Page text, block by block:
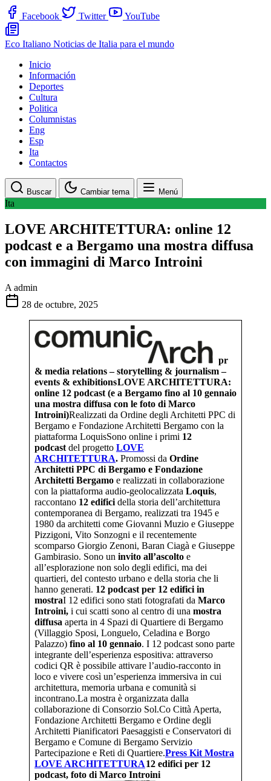
Facebook Twitter YouTube
Eco Italiano Noticias de Italia para el mundo
Inicio
Información
Deportes
Cultura
Politica
Columnistas
Eng
Esp
Ita
Contactos
Buscar Cambiar tema Menú
Ita
LOVE ARCHITETTURA: online 12
podcast e a Bergamo una mostra diffusa
con immagini di Marco Introini
A admin
28 de octubre, 2025
pr
& media relations – storytelling & journalism –
events & exhibitionsLOVE ARCHITETTURA:
online 12 podcast (e a Bergamo fino al 10 gennaio
una mostra diffusa con le foto di Marco
Introini)Realizzati da Ordine degli Architetti PPC di
Bergamo e Fondazione Architetti Bergamo con la
piattaforma LoquisSono online i primi 12
podcast del progetto LOVE
ARCHITETTURA. Promossi da Ordine
Architetti PPC di Bergamo e Fondazione
Architetti Bergamo e realizzati in collaborazione
con la piattaforma audio-geolocalizzata Loquis,
raccontano 12 edifici della storia dell’architettura
contemporanea di Bergamo, realizzati tra 1945 e
1980 da architetti come Giovanni Muzio e Giuseppe
Pizzigoni, Vito Sonzogni e il recentemente
scomparso Giorgio Zenoni, Baran Ciagà e Giuseppe
Gambirasio. Sono un invito all’ascolto e
all’esplorazione non solo degli edifici, ma dei
quartieri, del contesto urbano e della storia che li
hanno generati. 12 podcast per 12 edifici in
mostraI 12 edifici sono stati fotografati da Marco
Introini, i cui scatti sono al centro di una mostra
diffusa aperta in 4 Spazi di Quartiere di Bergamo
(Villaggio Sposi, Longuelo, Celadina e Borgo
Palazzo) fino al 10 gennaio. I 12 podcast sono parte
integrante dell’esperienza espositiva: attraverso
codici QR è possibile attivare l’audio-racconto in
loco e vivere così un’esperienza immersiva in cui
architettura, memoria urbana e comunità si
incontrano.La mostra è organizzata dalla
collaborazione di Consorzio Sol.Co Città Aperta,
Fondazione Architetti Bergamo e Ordine degli
Architetti Pianificatori Paesaggisti e Conservatori di
Bergamo e Comune di Bergamo Servizio
Partecipazione e Reti di Quartiere.Press Kit Mostra
LOVE ARCHITETTURA12 edifici per 12
podcast, foto di Marco Introini